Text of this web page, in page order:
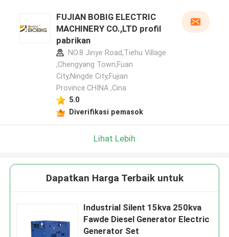
FUJIAN BOBIG ELECTRIC
MACHINERY CO.,LTD profil
pabrikan
NO.8 Jinye Road,Tiehu Village
,Chengyang Town,Fuan
City,Ningde City,Fujian
Province.CHINA ,Cina
5.0
Diverifikasi pemasok
Lihat Lebih
Dapatkan Harga Terbaik untuk
Industrial Silent 15kva 250kva
Fawde Diesel Generator Electric
Generator Set